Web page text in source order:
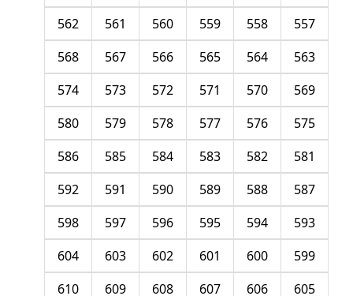
557
558
559
560
561
562
563
564
565
566
567
568
569
570
571
572
573
574
575
576
577
578
579
580
581
582
583
584
585
586
587
588
589
590
591
592
593
594
595
596
597
598
599
600
601
602
603
604
605
606
607
608
609
610